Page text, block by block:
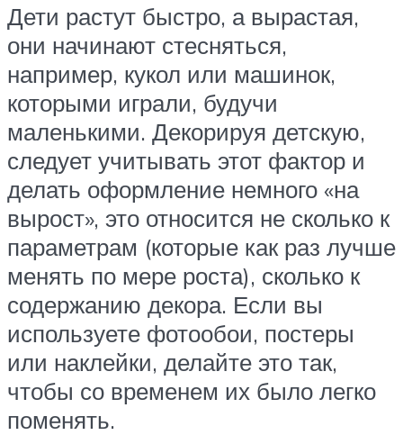
Дети растут быстро, а вырастая,
они начинают стесняться,
например, кукол или машинок,
которыми играли, будучи
маленькими. Декорируя детскую,
следует учитывать этот фактор и
делать оформление немного «на
вырост», это относится не сколько к
параметрам (которые как раз лучше
менять по мере роста), сколько к
содержанию декора. Если вы
используете фотообои, постеры
или наклейки, делайте это так,
чтобы со временем их было легко
поменять.